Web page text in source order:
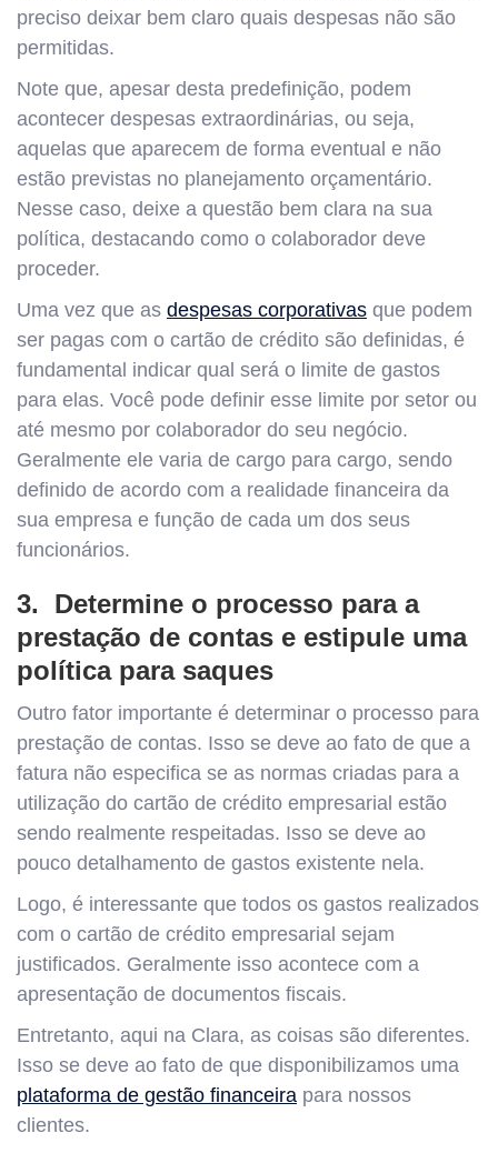
preciso deixar bem claro quais despesas não são
permitidas.
Note que, apesar desta predefinição, podem
acontecer despesas extraordinárias, ou seja,
aquelas que aparecem de forma eventual e não
estão previstas no planejamento orçamentário.
Nesse caso, deixe a questão bem clara na sua
política, destacando como o colaborador deve
proceder.
Uma vez que as despesas corporativas que podem
ser pagas com o cartão de crédito são definidas, é
fundamental indicar qual será o limite de gastos
para elas. Você pode definir esse limite por setor ou
até mesmo por colaborador do seu negócio.
Geralmente ele varia de cargo para cargo, sendo
definido de acordo com a realidade financeira da
sua empresa e função de cada um dos seus
funcionários.
3. Determine o processo para a
prestação de contas e estipule uma
política para saques
Outro fator importante é determinar o processo para
prestação de contas. Isso se deve ao fato de que a
fatura não especifica se as normas criadas para a
utilização do cartão de crédito empresarial estão
sendo realmente respeitadas. Isso se deve ao
pouco detalhamento de gastos existente nela.
Logo, é interessante que todos os gastos realizados
com o cartão de crédito empresarial sejam
justificados. Geralmente isso acontece com a
apresentação de documentos fiscais.
Entretanto, aqui na Clara, as coisas são diferentes.
Isso se deve ao fato de que disponibilizamos uma
plataforma de gestão financeira para nossos
clientes.